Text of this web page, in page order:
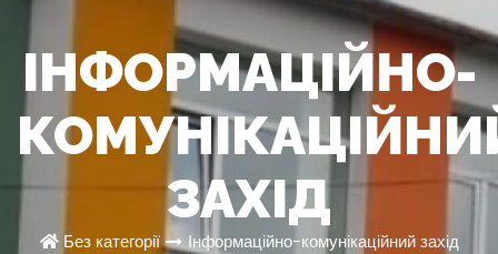
ІНФОРМАЦІЙНО-
ЗАХІД
Без категорії Інформаційно-комунікаційний захід